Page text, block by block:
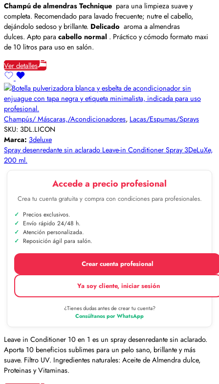
Champú de almendras Technique para una limpieza suave y
completa. Recomendado para lavado frecuente; nutre el cabello,
dejándolo sedoso y brillante. Delicado aroma a almendras
dulces. Apto paracabello normal . Práctico y cómodo formato maxi
de 10 litros para uso en salón.
Ver detalles
Champús/ Máscaras,/Acondicionadores, Lacas/Espumas/Sprays
SKU: 3DL.LICON
Marca: 3deluxe
Spray desenredante sin aclarado Leave-in Conditioner Spray 3DeLuXe,
200 ml.
Accede a precio profesional
Crea tu cuenta gratuita y compra con condiciones para profesionales.
Precios exclusivos.
Envío rápido 24/48 h.
Atención personalizada.
Reposición ágil para salón.
Crear cuenta profesional
Ya soy cliente, iniciar sesión
¿Tienes dudas antes de crear tu cuenta?
Consúltanos por WhatsApp
Leave in Conditioner 10 en 1 es un spray desenredante sin aclarado.
Aporta 10 beneficios sublimes para un pelo sano, brillante y más
suave. Filtro UV. Ingredientes naturales: Aceite de Almendra dulce,
Proteinas y Vitaminas.